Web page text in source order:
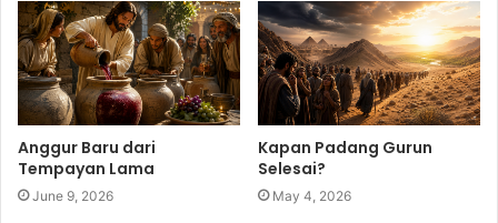
Anggur Baru dari
Tempayan Lama
June 9, 2026
Kapan Padang Gurun
Selesai?
May 4, 2026